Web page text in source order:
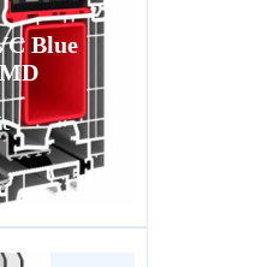
Blue